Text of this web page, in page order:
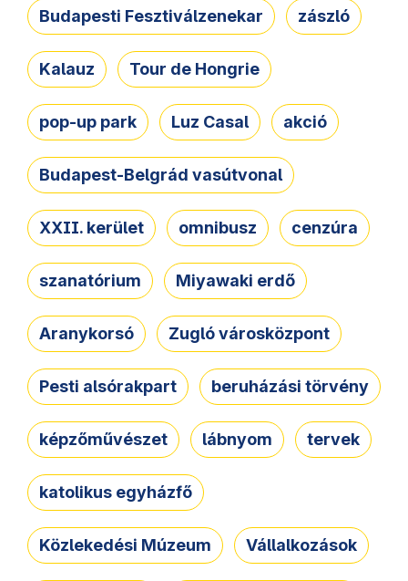
Budapesti Fesztiválzenekar zászló
Kalauz Tour de Hongrie
pop-up park Luz Casal akció
Budapest-Belgrád vasútvonal
XXII. kerület omnibusz cenzúra
szanatórium Miyawaki erdő
Aranykorsó Zugló városközpont
Pesti alsórakpart beruházási törvény
képzőművészet lábnyom tervek
katolikus egyházfő
Közlekedési Múzeum Vállalkozások